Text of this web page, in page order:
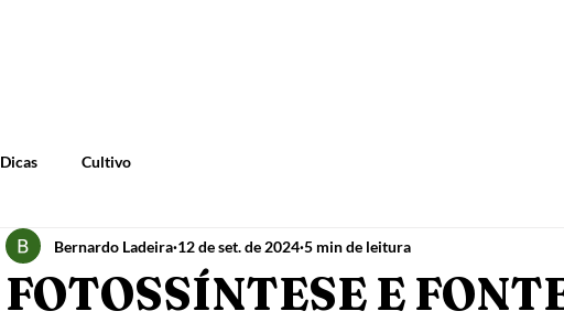
Dicas Cultivo
FOTOSSÍNTESE E
Bernardo Ladeira 12 de set. de 2024 5 min de leitura